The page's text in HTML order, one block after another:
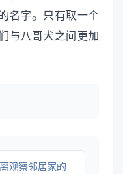
名字。只有取一个
与八哥犬之间更加
观察邻居家的